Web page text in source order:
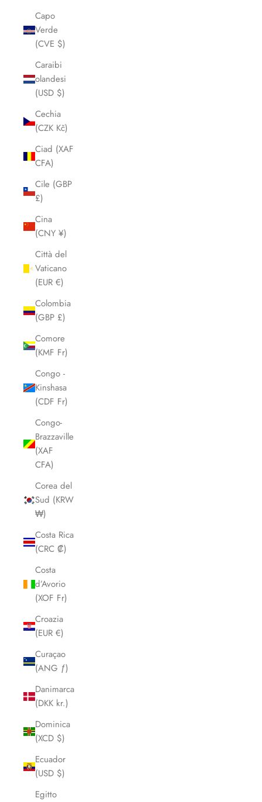
Capo
Verde
(CVE $)
Caraibi
olandesi
(USD $)
Cechia
(CZK Kč)
Ciad (XAF
CFA)
Cile (GBP
£)
Cina
(CNY ¥)
Città del
Vaticano
(EUR €)
Colombia
(GBP £)
Comore
(KMF Fr)
Congo -
Kinshasa
(CDF Fr)
Congo-
Brazzaville
(XAF
CFA)
Corea del
Sud (KRW
₩)
Costa Rica
(CRC ₡)
Costa
d’Avorio
(XOF Fr)
Croazia
(EUR €)
Curaçao
(ANG ƒ)
Danimarca
(DKK kr.)
Dominica
(XCD $)
Ecuador
(USD $)
Egitto